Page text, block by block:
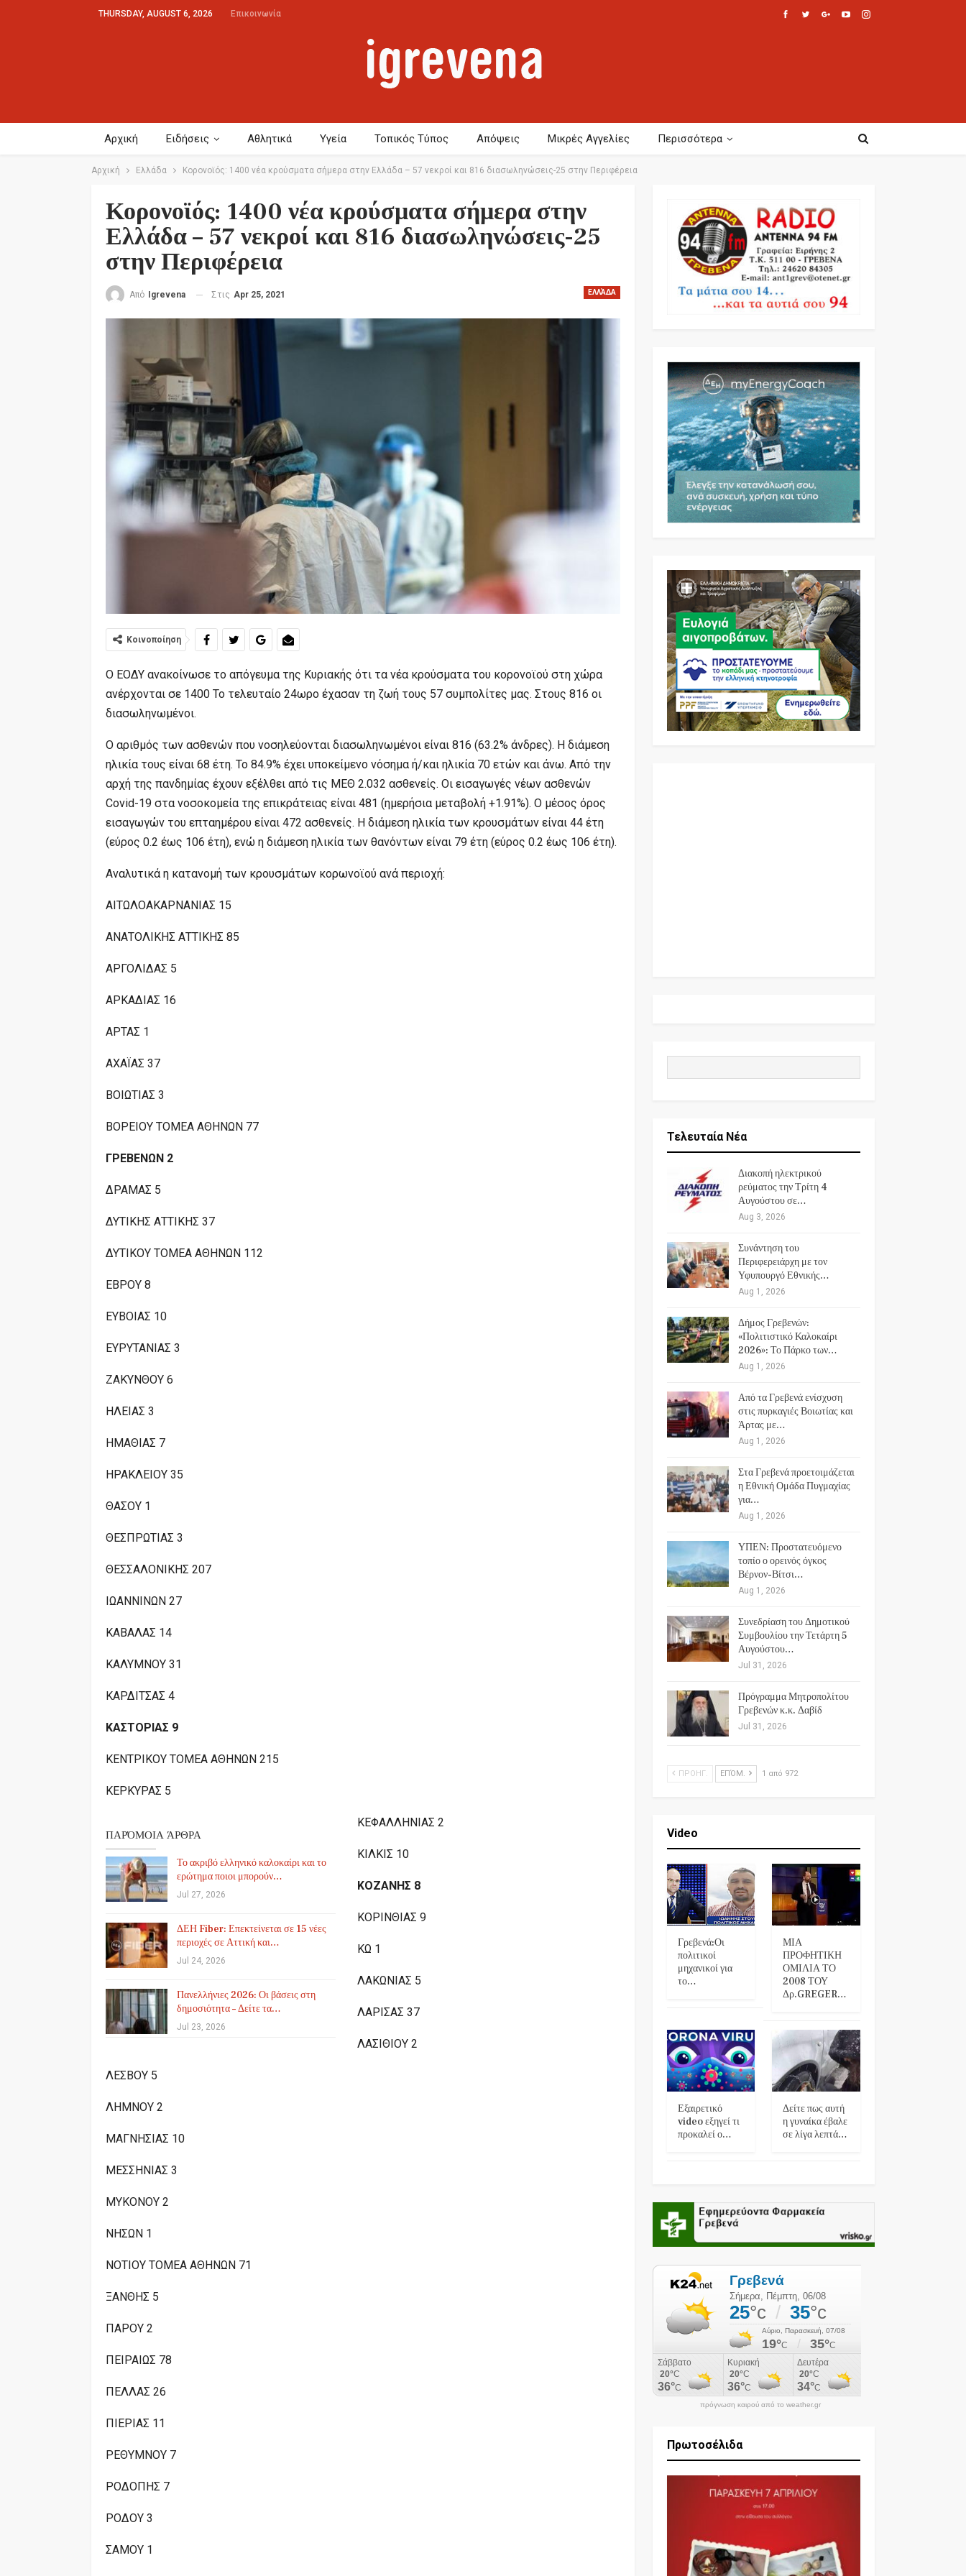
THURSDAY, AUGUST 6, 2026 Επικοινωνία
Αρχική Ειδήσεις Αθλητικά Υγεία Τοπικός Τύπος Απόψεις Μικρές Αγγελίες Περισσότερα
Αρχική Ελλάδα Κορονοϊός: 1400 νέα κρούσματα σήμερα στην Ελλάδα – 57 νεκροί και 816 διασωληνώσεις-25 στην Περιφέρεια
Κορονοϊός: 1400 νέα κρούσματα σήμερα στην
Ελλάδα – 57 νεκροί και 816 διασωληνώσεις-25
στην Περιφέρεια
ΕΛΛΆΔΑ
Από Igrevena Στις Apr 25, 2021
Κοινοποίηση
Ο ΕΟΔΥ ανακοίνωσε το απόγευμα της Κυριακής ότι τα νέα κρούσματα του κορονοϊού στη χώρα
ανέρχονται σε 1400 Το τελευταίο 24ωρο έχασαν τη ζωή τους 57 συμπολίτες μας. Στους 816 οι
διασωληνωμένοι.
Ο αριθμός των ασθενών που νοσηλεύονται διασωληνωμένοι είναι 816 (63.2% άνδρες). Η διάμεση
ηλικία τους είναι 68 έτη. To 84.9% έχει υποκείμενο νόσημα ή/και ηλικία 70 ετών και άνω. Από την
αρχή της πανδημίας έχουν εξέλθει από τις ΜΕΘ 2.032 ασθενείς. Οι εισαγωγές νέων ασθενών
Covid-19 στα νοσοκομεία της επικράτειας είναι 481 (ημερήσια μεταβολή +1.91%). Ο μέσος όρος
εισαγωγών του επταημέρου είναι 472 ασθενείς. Η διάμεση ηλικία των κρουσμάτων είναι 44 έτη
(εύρος 0.2 έως 106 έτη), ενώ η διάμεση ηλικία των θανόντων είναι 79 έτη (εύρος 0.2 έως 106 έτη).
Αναλυτικά η κατανομή των κρουσμάτων κορωνοϊού ανά περιοχή:
ΑΙΤΩΛΟΑΚΑΡΝΑΝΙΑΣ 15
ΑΝΑΤΟΛΙΚΗΣ ΑΤΤΙΚΗΣ 85
ΑΡΓΟΛΙΔΑΣ 5
ΑΡΚΑΔΙΑΣ 16
ΑΡΤΑΣ 1
ΑΧΑΪΑΣ 37
ΒΟΙΩΤΙΑΣ 3
ΒΟΡΕΙΟΥ ΤΟΜΕΑ ΑΘΗΝΩΝ 77
ΓΡΕΒΕΝΩΝ 2
ΔΡΑΜΑΣ 5
ΔΥΤΙΚΗΣ ΑΤΤΙΚΗΣ 37
ΔΥΤΙΚΟΥ ΤΟΜΕΑ ΑΘΗΝΩΝ 112
ΕΒΡΟΥ 8
ΕΥΒΟΙΑΣ 10
ΕΥΡΥΤΑΝΙΑΣ 3
ΖΑΚΥΝΘΟΥ 6
ΗΛΕΙΑΣ 3
ΗΜΑΘΙΑΣ 7
ΗΡΑΚΛΕΙΟΥ 35
ΘΑΣΟΥ 1
ΘΕΣΠΡΩΤΙΑΣ 3
ΘΕΣΣΑΛΟΝΙΚΗΣ 207
ΙΩΑΝΝΙΝΩΝ 27
ΚΑΒΑΛΑΣ 14
ΚΑΛΥΜΝΟΥ 31
ΚΑΡΔΙΤΣΑΣ 4
ΚΑΣΤΟΡΙΑΣ 9
ΚΕΝΤΡΙΚΟΥ ΤΟΜΕΑ ΑΘΗΝΩΝ 215
ΚΕΡΚΥΡΑΣ 5
ΠΑΡΌΜΟΙΑ ΆΡΘΡΑ
Το ακριβό ελληνικό καλοκαίρι και το
ερώτημα ποιοι μπορούν…
Jul 27, 2026
ΔΕΗ Fiber: Επεκτείνεται σε 15 νέες
περιοχές σε Αττική και…
Jul 24, 2026
Πανελλήνιες 2026: Οι βάσεις στη
δημοσιότητα – Δείτε τα…
Jul 23, 2026
ΚΕΦΑΛΛΗΝΙΑΣ 2
ΚΙΛΚΙΣ 10
ΚΟΖΑΝΗΣ 8
ΚΟΡΙΝΘΙΑΣ 9
ΚΩ 1
ΛΑΚΩΝΙΑΣ 5
ΛΑΡΙΣΑΣ 37
ΛΑΣΙΘΙΟΥ 2
ΛΕΣΒΟΥ 5
ΛΗΜΝΟΥ 2
ΜΑΓΝΗΣΙΑΣ 10
ΜΕΣΣΗΝΙΑΣ 3
ΜΥΚΟΝΟΥ 2
ΝΗΣΩΝ 1
ΝΟΤΙΟΥ ΤΟΜΕΑ ΑΘΗΝΩΝ 71
ΞΑΝΘΗΣ 5
ΠΑΡΟΥ 2
ΠΕΙΡΑΙΩΣ 78
ΠΕΛΛΑΣ 26
ΠΙΕΡΙΑΣ 11
ΡΕΘΥΜΝΟΥ 7
ΡΟΔΟΠΗΣ 7
ΡΟΔΟΥ 3
ΣΑΜΟΥ 1
Τελευταία Νέα
Διακοπή ηλεκτρικού
ρεύματος την Τρίτη 4
Αυγούστου σε…
Aug 3, 2026
Συνάντηση του
Περιφερειάρχη με τον
Υφυπουργό Εθνικής…
Aug 1, 2026
Δήμος Γρεβενών:
«Πολιτιστικό Καλοκαίρι
2026»: Το Πάρκο των…
Aug 1, 2026
Από τα Γρεβενά ενίσχυση
στις πυρκαγιές Βοιωτίας και
Άρτας με…
Aug 1, 2026
Στα Γρεβενά προετοιμάζεται
η Εθνική Ομάδα Πυγμαχίας
για…
Aug 1, 2026
ΥΠΕΝ: Προστατευόμενο
τοπίο ο ορεινός όγκος
Βέρνον-Βίτσι…
Aug 1, 2026
Συνεδρίαση του Δημοτικού
Συμβουλίου την Τετάρτη 5
Αυγούστου…
Jul 31, 2026
Πρόγραμμα Μητροπολίτου
Γρεβενών κ.κ. Δαβίδ
Jul 31, 2026
ΠΡΟΗΓ. ΕΠΌΜ. 1 από 972
Video
Γρεβενά:Οι
πολιτικοί
μηχανικοί για
το…
ΜΙΑ
ΠΡΟΦΗΤΙΚΗ
ΟΜΙΛΙΑ ΤΟ
2008 ΤΟΥ
Δρ.GREGER…
Εξαιρετικό
video εξηγεί τι
προκαλεί ο…
Δείτε πως αυτή
η γυναίκα έβαλε
σε λίγα λεπτά…
πρόγνωση καιρού από το weather.gr
Πρωτοσέλιδα